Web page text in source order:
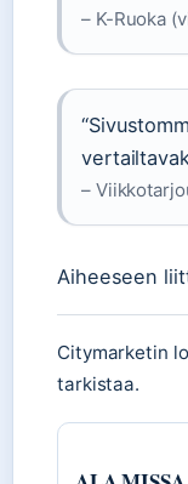
– K-Ruoka
–
Aiheeseen
Citymarketin
tarkistaa.